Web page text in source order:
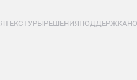
ТЕКСТУРЫРЕШЕНИЯПОДДЕРЖКА